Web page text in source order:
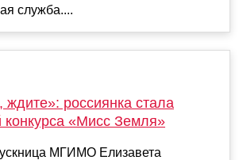
служба....
россиянка стала
конкурса «Мисс Земля»
МГИМО Елизавета